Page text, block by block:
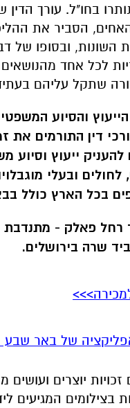
בחו"ל. עורך
הסביר את
השונות, ובסופו של
לכל אחד מהנושאים
שתקל עליהם
והסיוע
דין התורמים את
להעניק ייעוץ וסיוע
ובעלי
בכל הארץ כולל
רחל פאלק - מתנדבת
שרה בירושלים.
של באר שבע
זכויות יוצרים
בצילומים המגיעים